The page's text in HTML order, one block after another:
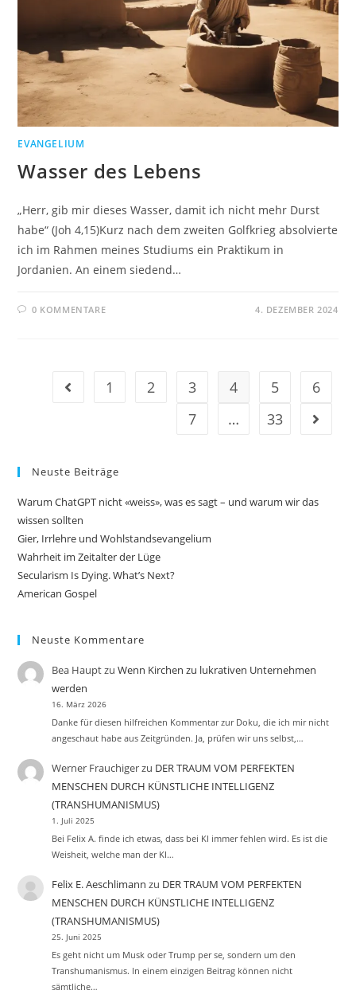
EVANGELIUM
Wasser des Lebens
„Herr, gib mir dieses Wasser, damit ich nicht mehr Durst
habe“ (Joh 4,15)Kurz nach dem zweiten Golfkrieg absolvierte
ich im Rahmen meines Studiums ein Praktikum in
Jordanien. An einem siedend…
0 KOMMENTARE 4. DEZEMBER 2024
1 2 3 4 5
6
7
… 33
Neuste Beiträge
Warum ChatGPT nicht «weiss», was es sagt – und warum wir das
wissen sollten
Gier, Irrlehre und Wohlstandsevangelium
Wahrheit im Zeitalter der Lüge
Secularism Is Dying. What’s Next?
American Gospel
Neuste Kommentare
Bea Hauptzu Wenn Kirchen zu lukrativen Unternehmen
werden
16. März 2026
Danke für diesen hilfreichen Kommentar zur Doku, die ich mir nicht
angeschaut habe aus Zeitgründen. Ja, prüfen wir uns selbst,…
Werner Frauchigerzu DER TRAUM VOM PERFEKTEN
MENSCHEN DURCH KÜNSTLICHE INTELLIGENZ
(TRANSHUMANISMUS)
1. Juli 2025
Bei Felix A. finde ich etwas, dass bei KI immer fehlen wird. Es ist die
Weisheit, welche man der KI…
Felix E. Aeschlimann zu DER TRAUM VOM PERFEKTEN
MENSCHEN DURCH KÜNSTLICHE INTELLIGENZ
(TRANSHUMANISMUS)
25. Juni 2025
Es geht nicht um Musk oder Trump per se, sondern um den
Transhumanismus. In einem einzigen Beitrag können nicht
sämtliche…